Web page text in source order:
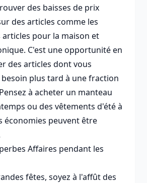
des baisses de prix
des articles comme les
articles pour la maison et
C'est une opportunité en
des articles dont vous
plus tard à une fraction
à acheter un manteau
ou des vêtements d'été à
économies peuvent être
Affaires pendant les
fêtes, soyez à l'affût des